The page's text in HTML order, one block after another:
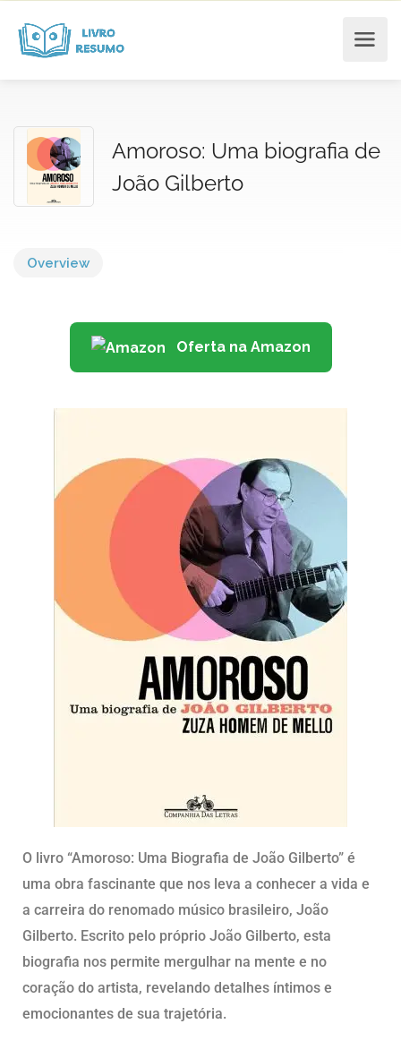
Amoroso: Uma biografia de
João Gilberto
Overview
Oferta na Amazon
O livro “Amoroso: Uma Biografia de João Gilberto” é
uma obra fascinante que nos leva a conhecer a vida e
a carreira do renomado músico brasileiro, João
Gilberto. Escrito pelo próprio João Gilberto, esta
biografia nos permite mergulhar na mente e no
coração do artista, revelando detalhes íntimos e
emocionantes de sua trajetória.